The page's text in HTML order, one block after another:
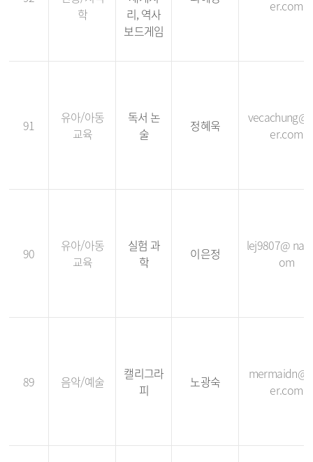
학
리, 역사
보드게임
er.com
91
유아/아동
교육
독서 논
술
정혜욱
er.com
90
유아/아동
교육
실험 과
학
이은정
lej9807@
om
89 음악/예술
캘리그라
피
노광숙
er.com